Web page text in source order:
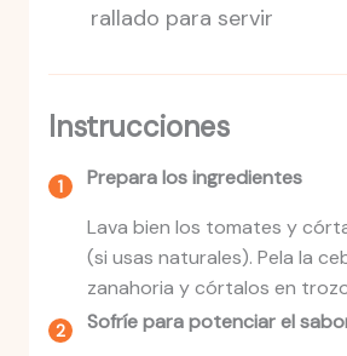
rallado para servir
Instrucciones
Prepara los ingredientes
Lava bien los tomates y
(si usas naturales). Pela la
zanahoria y córtalos en
Sofríe para potenciar el